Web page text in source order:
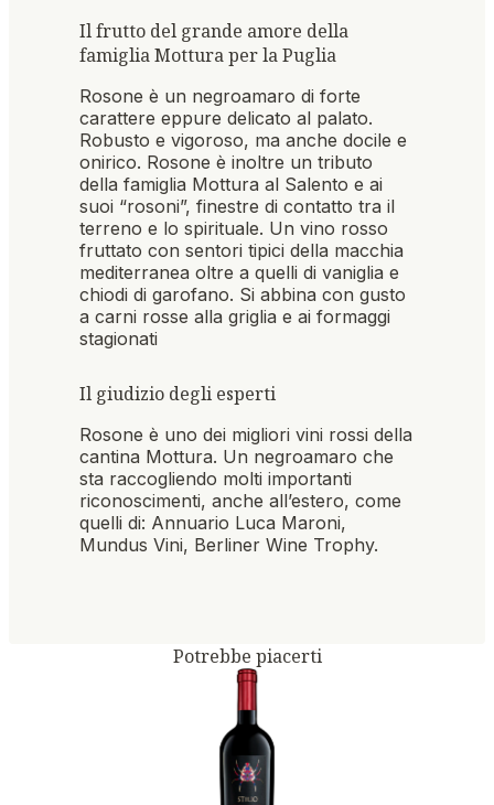
Il frutto del grande amore della
famiglia Mottura per la Puglia
Rosone è un negroamaro di forte
carattere eppure delicato al palato.
Robusto e vigoroso, ma anche docile e
onirico. Rosone è inoltre un tributo
della famiglia Mottura al Salento e ai
suoi “rosoni”, finestre di contatto tra il
terreno e lo spirituale. Un vino rosso
fruttato con sentori tipici della macchia
mediterranea oltre a quelli di vaniglia e
chiodi di garofano. Si abbina con gusto
a carni rosse alla griglia e ai formaggi
stagionati
Il giudizio degli esperti
Rosone è uno dei migliori vini rossi della
cantina Mottura. Un negroamaro che
sta raccogliendo molti importanti
riconoscimenti, anche all’estero, come
quelli di: Annuario Luca Maroni,
Mundus Vini, Berliner Wine Trophy.
Potrebbe piacerti